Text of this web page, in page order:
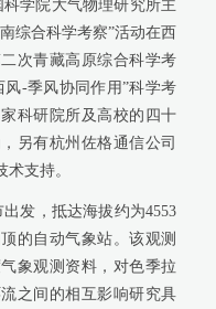
科学院大气物理研究所主
综合科学考察”活动在西
次青藏高原综合科学考
-季风协同作用”科学考
科研院所及高校的四十
另有杭州佐格通信公司
支持。
发，抵达海拔约为4553
的自动气象站。该观测
象观测资料，对色季拉
之间的相互影响研究具